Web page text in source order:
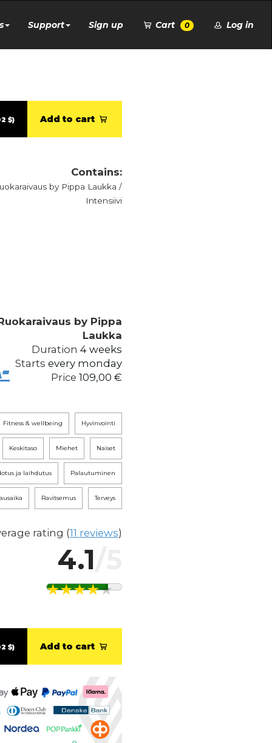
Support Sign up Cart 0 Log in
$) Add to cart
Contains:
by Pippa Laukka /
Intensiivi
by Pippa
Laukka
Duration 4 weeks
Starts every monday
Price 109,00 €
fitness & wellbeing hyvinvointi
keskitaso miehet naiset
ja laihdutus palautuminen
ravitsemus terveys
rating (11 reviews)
4.1
$) Add to cart